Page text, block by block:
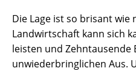
Die Lage ist so brisant wie
Landwirtschaft kann sich
leisten und
unwiederbringlichen Aus.